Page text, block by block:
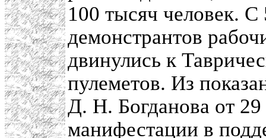
100 тысяч человек. С
демонстрантов
двинулись к
пулеметов. Из
Д. Н. Богданова от 29
манифестации в